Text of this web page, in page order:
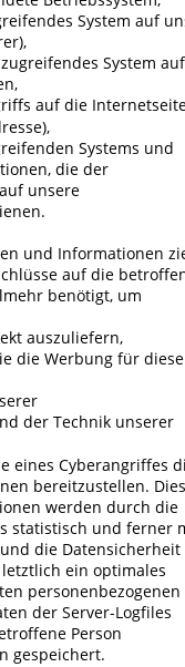
System auf
System
auf die
Systems und
die der
unsere
und Informationen
auf die
benötigt, um
auszuliefern,
die Werbung für
der Technik unserer
eines Cyberangriffes
bereitzustellen.
werden durch die
statistisch und ferner
die
ein optimales
personenbezogenen
der Server-Logfiles
Person
gespeichert.